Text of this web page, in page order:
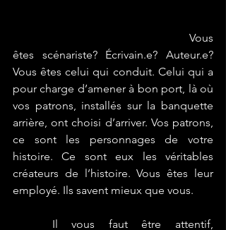
êtes scénariste? Écrivain.e? Auteur.e?
Vous êtes celui qui conduit. Celui qui a
pour charge d’amener à bon port, là où
vos patrons, installés sur la banquette
arrière, ont choisi d’arriver. Vos patrons,
ce sont les personnages de votre
histoire. Ce sont eux les véritables
créateurs de l’histoire. Vous êtes leur
employé. Ils savent mieux que vous.